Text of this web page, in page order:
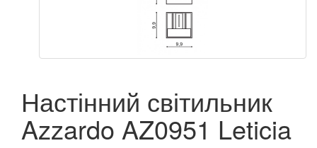
Настінний світильник
Azzardo AZ0951 Leticia